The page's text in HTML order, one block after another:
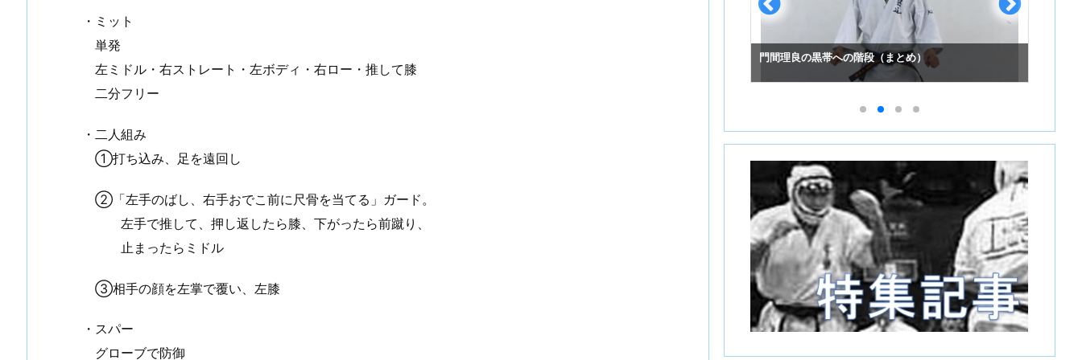
・ミット
単発
左ミドル・右ストレート・左ボディ・右ロー・推して膝
二分フリー
・二人組み
①打ち込み、足を遠回し
②「左手のばし、右手おでこ前に尺骨を当てる」ガード。
左手で推して、押し返したら膝、下がったら前蹴り、
止まったらミドル
③相手の顔を左掌で覆い、左膝
・スパー
グローブで防御
門間理良の黒帯への階段（まとめ）